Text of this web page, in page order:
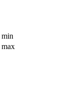
min
max